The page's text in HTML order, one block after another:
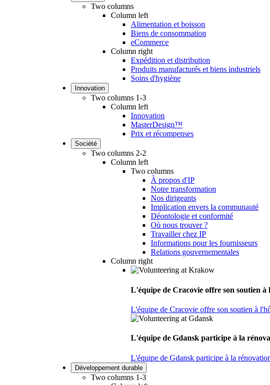
Two columns
Column left
Alimentation et boisson
Biens de consommation
eCommerce
Column right
Expédition et distribution
Produits manufacturés et biens industriels
Soins d'hygiène
Innovation
Two columns 1-3
Column left
Innovation
MasterDesign™
Prix et récompenses
Société
Two columns 2-2
Column left
Two columns
À propos d'IP
Notre transformation
Nos dirigeants
Implication envers la communauté
Déontologie et conformité
Où nous trouver ?
Travailler chez IP
Informations pour les fournisseurs
Relations gouvernementales
Column right
L'équipe de Cracovie offre son soutien
L'équipe de Cracovie offre son soutien à
L'équipe de Gdansk participe à la
L'équipe de Gdansk participe à la
Développement durable
Two columns 1-3